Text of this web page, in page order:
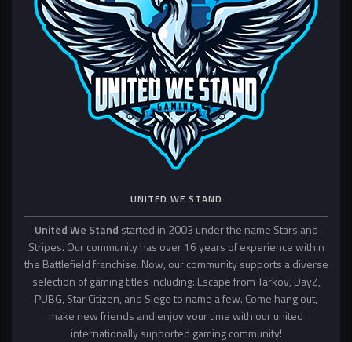
UNITED WE STAND
United We Stand started in 2003 under the name Stars and
Stripes. Our community has over 16 years of experience within
the Battlefield franchise. Now, our community supports a diverse
selection of gaming titles including: Escape from Tarkov, DayZ,
PUBG, Star Citizen, and Siege to name a few. Come hang out,
make new friends and enjoy your time with our united
internationally supported gaming community!